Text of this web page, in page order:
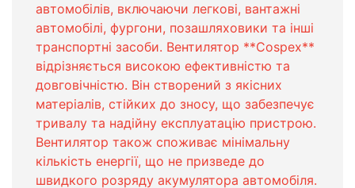
автомобілів, включаючи легкові, вантажні
автомобілі, фургони, позашляховики та інші
транспортні засоби. Вентилятор **Cospex**
відрізняється високою ефективністю та
довговічністю. Він створений з якісних
матеріалів, стійких до зносу, що забезпечує
тривалу та надійну експлуатацію пристрою.
Вентилятор також споживає мінімальну
кількість енергії, що не призведе до
швидкого розряду акумулятора автомобіля.